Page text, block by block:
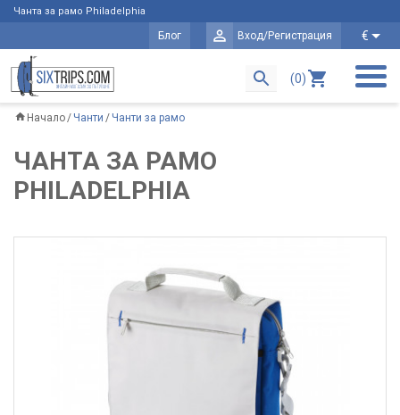
Чанта за рамо Philadelphia
Блог Вход/Регистрация €
(0)
Начало Чанти Чанти за рамо
ЧАНТА ЗА РАМО
PHILADELPHIA